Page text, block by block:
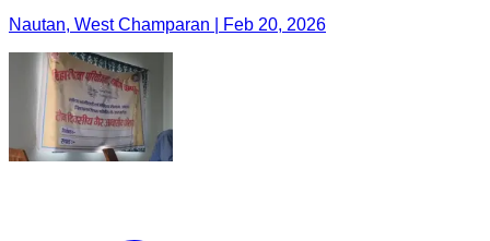
Nautan, West Champaran | Feb 20, 2026